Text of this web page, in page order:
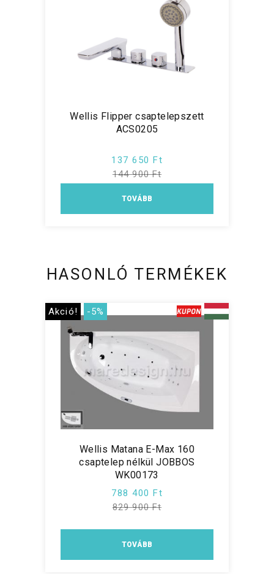
Wellis Flipper csaptelepszett
ACS0205
137 650 Ft
144 900 Ft
TOVÁBB
HASONLÓ TERMÉKEK
Akció! -5%
Wellis Matana E-Max 160
csaptelep nélkül JOBBOS
WK00173
788 400 Ft
829 900 Ft
TOVÁBB